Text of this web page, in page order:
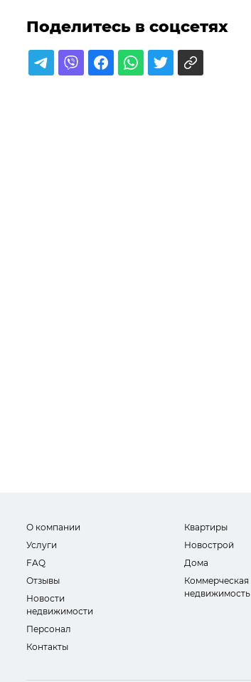
Поделитесь в соцсетях
О компании
Услуги
FAQ
Отзывы
Новости
недвижимости
Персонал
Контакты
Квартиры
Новострой
Дома
Коммерческая
недвижимость